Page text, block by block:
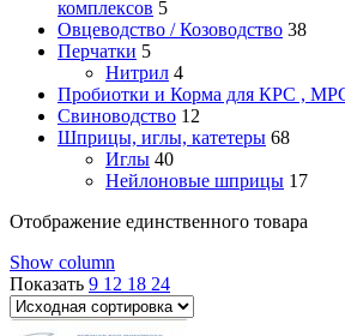
комплексов 5
Овцеводство / Козоводство 38
Перчатки 5
Нитрил 4
Пробиотки и Корма для КРС ,
Свиноводство 12
Шприцы, иглы, катетеры 68
Иглы 40
Нейлоновые шприцы 17
Отображение единственного товара
Show column
Показать 9 12 18 24